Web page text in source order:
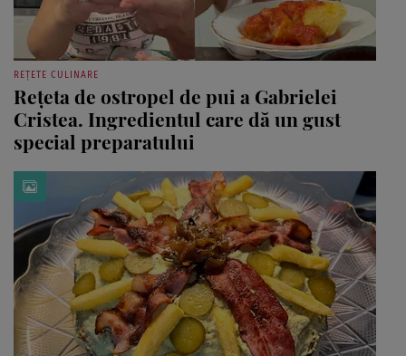
REȚETE CULINARE
Rețeta de ostropel de pui a Gabrielei
Cristea. Ingredientul care dă un gust
special preparatului